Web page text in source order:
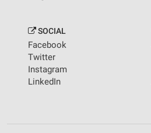
SOCIAL
Facebook
Twitter
Instagram
LinkedIn